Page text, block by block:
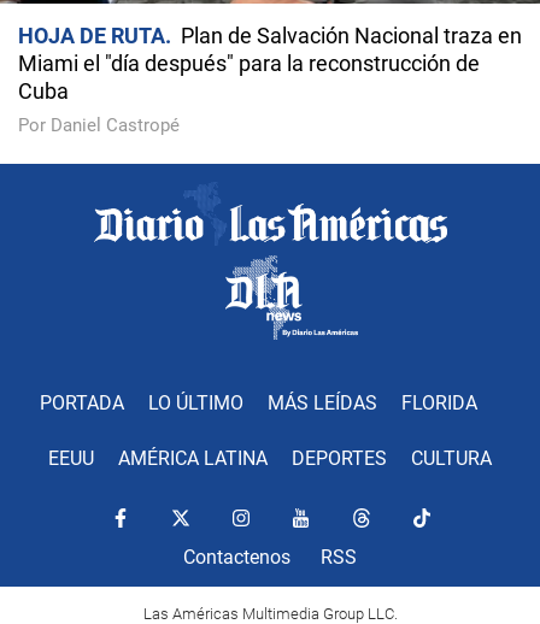
HOJA DE RUTA
Plan de Salvación Nacional traza en
Miami el "día después" para la reconstrucción de
Cuba
Por Daniel Castropé
PORTADA LO ÚLTIMO MÁS LEÍDAS FLORIDA
EEUU AMÉRICA LATINA DEPORTES CULTURA
Contactenos RSS
Las Américas Multimedia Group LLC.